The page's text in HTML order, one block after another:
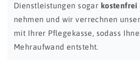
Dienstleistungen sogar kostenfrei
nehmen und wir verrechnen
mit Ihrer Pflegekasse, sodass
Mehraufwand entsteht.